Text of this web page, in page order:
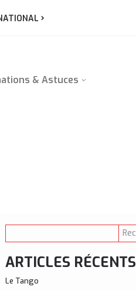
& Astuces
ARTICLES RÉCENTS
Le Tango